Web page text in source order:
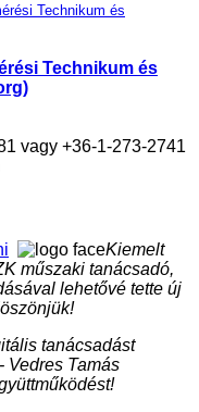
Technikum és
Technikum és
vagy +36-1-273-2741
Kiemelt
műszaki tanácsadó,
lehetővé tette új
tanácsadást
- Vedres Tamás